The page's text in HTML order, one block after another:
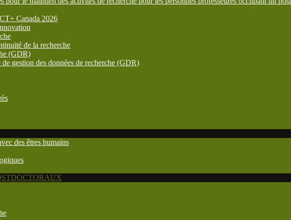
Canada 2026
de la recherche
(GDR)
gestion des données de recherche (GDR)
des êtres humains